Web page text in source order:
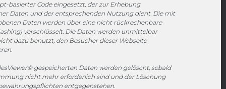
basierter Code eingesetzt, der zur Erhebung
Daten und der entsprechenden Nutzung dient. Die mit
Daten werden über eine nicht rückrechenbare
verschlüsselt. Die Daten werden unmittelbar
dazu benutzt, den Besucher dieser Webseite
gespeicherten Daten werden gelöscht, sobald
nicht mehr erforderlich sind und der Löschung
entgegenstehen.
Sponsoring